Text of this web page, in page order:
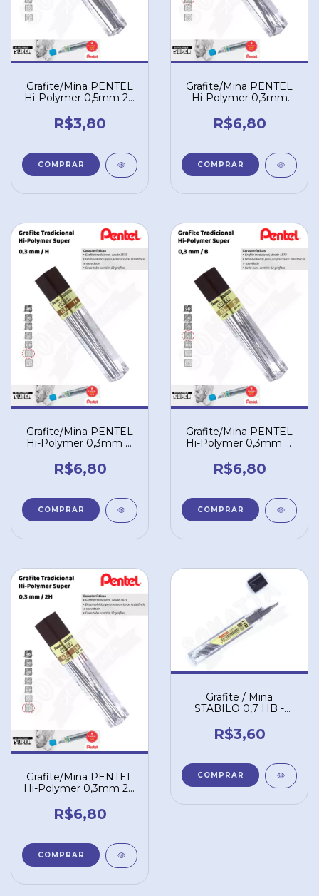
Grafite/Mina PENTEL
Hi-Polymer 0,5mm 2B
R$3,80
Grafite/Mina PENTEL
Hi-Polymer 0,3mm
R$6,80
Grafite/Mina PENTEL
Hi-Polymer 0,3mm H
R$6,80
Grafite/Mina PENTEL
Hi-Polymer 0,3mm B
R$6,80
Grafite/Mina PENTEL
Hi-Polymer 0,3mm 2H
R$6,80
Grafite / Mina
STABILO 0,7 HB -
3207/12/HB
R$3,60